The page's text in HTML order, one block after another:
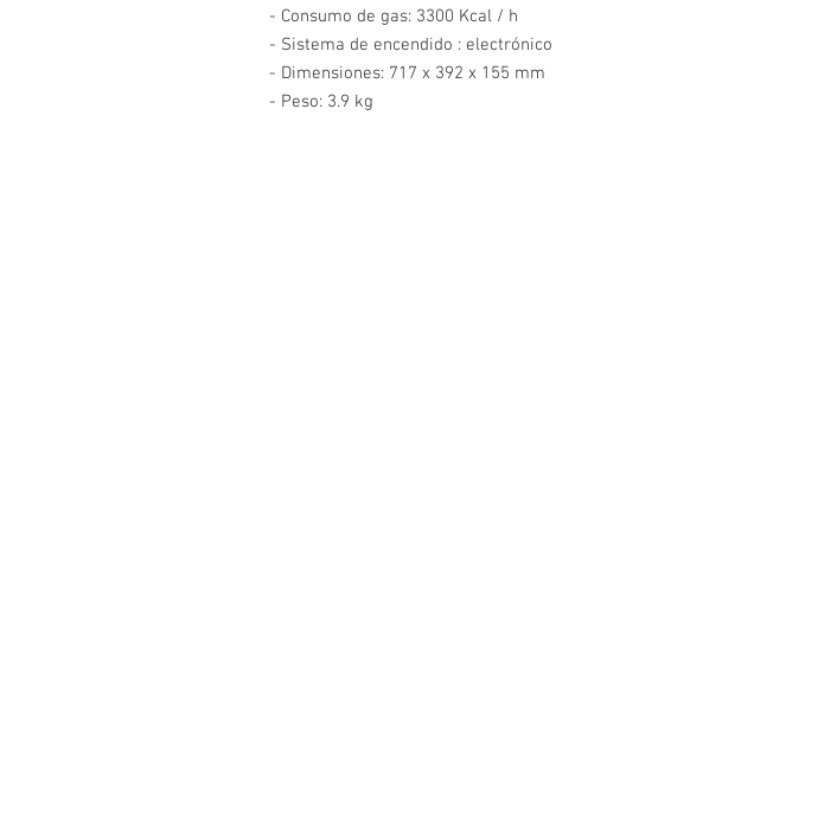
- Consumo de gas: 3300 Kcal / h
- Sistema de encendido : electrónico
- Dimensiones: 717 x 392 x 155 mm
- Peso: 3.9 kg